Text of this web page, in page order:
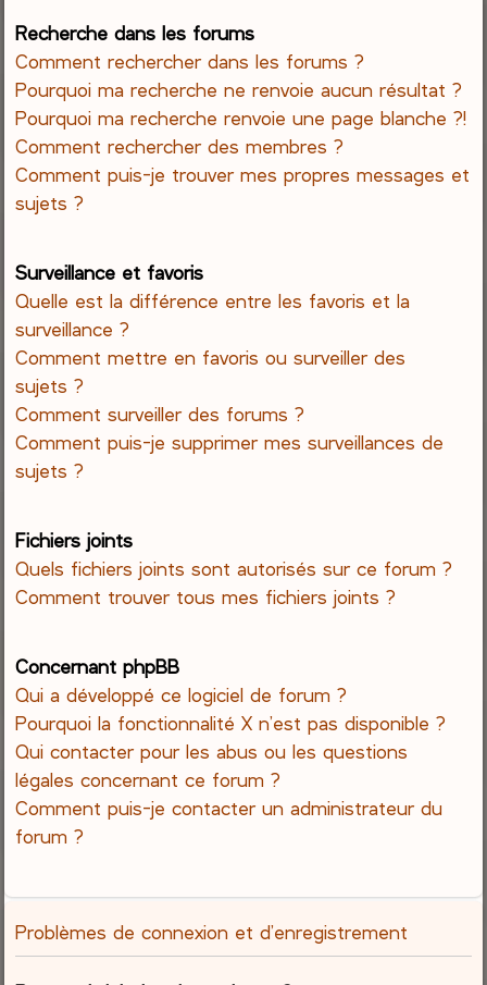
Recherche dans les forums
Comment rechercher dans les forums ?
Pourquoi ma recherche ne renvoie aucun résultat ?
Pourquoi ma recherche renvoie une page blanche ?!
Comment rechercher des membres ?
Comment puis-je trouver mes propres messages et
sujets ?
Surveillance et favoris
Quelle est la différence entre les favoris et la
surveillance ?
Comment mettre en favoris ou surveiller des
sujets ?
Comment surveiller des forums ?
Comment puis-je supprimer mes surveillances de
sujets ?
Fichiers joints
Quels fichiers joints sont autorisés sur ce forum ?
Comment trouver tous mes fichiers joints ?
Concernant phpBB
Qui a développé ce logiciel de forum ?
Pourquoi la fonctionnalité X n’est pas disponible ?
Qui contacter pour les abus ou les questions
légales concernant ce forum ?
Comment puis-je contacter un administrateur du
forum ?
Problèmes de connexion et d’enregistrement